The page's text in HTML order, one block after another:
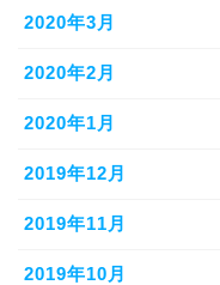
2020年3月
2020年2月
2020年1月
2019年12月
2019年11月
2019年10月